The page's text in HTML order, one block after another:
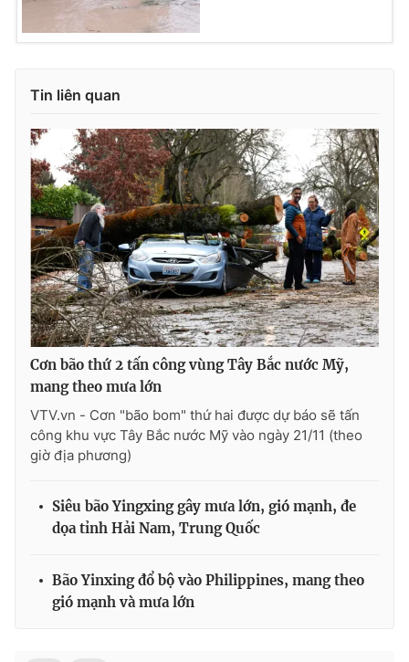
Ðiện thoại Thời báo VTV:024.66 897 897
Email:toasoan@vtv.vn
® Cấm sao chép dưới mọi hình thức nếu không có sự chấp
thuận bằng văn bản. Ghi rõ nguồn VTV.vn khi phát hành lại
thông tin từ website này.
Tin liên quan
Cơn bão thứ 2 tấn công vùng Tây Bắc nước Mỹ,
mang theo mưa lớn
VTV.vn - Cơn "bão bom" thứ hai được dự báo sẽ tấn
công khu vực Tây Bắc nước Mỹ vào ngày 21/11 (theo
giờ địa phương)
Siêu bão Yingxing gây mưa lớn, gió mạnh, đe
dọa tỉnh Hải Nam, Trung Quốc
Bão Yinxing đổ bộ vào Philippines, mang theo
gió mạnh và mưa lớn